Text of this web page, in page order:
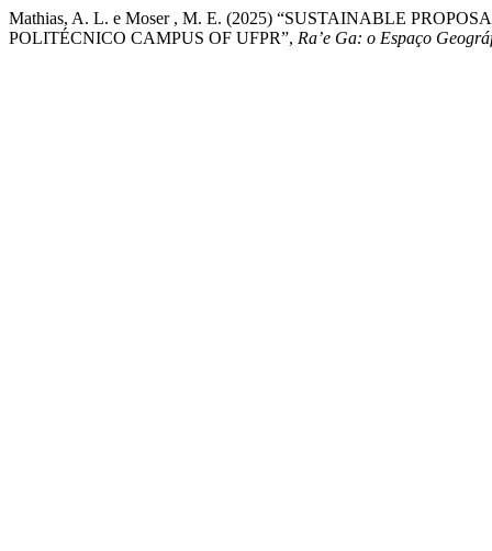
Mathias, A. L. e Moser , M. E. (2025) “SUSTAINABLE
POLITÉCNICO CAMPUS OF UFPR”, Ra’e Ga: o Espaço